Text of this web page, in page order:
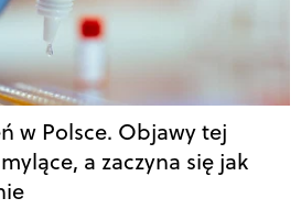
w Polsce. Objawy tej
a zaczyna się jak